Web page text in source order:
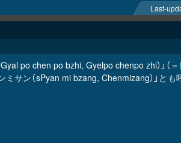
Last-
rGyal po chen po bzhi, Gyelpo chenpo zhi）」（＝
ミサン（sPyan mi bzang, Chenmizang）」と